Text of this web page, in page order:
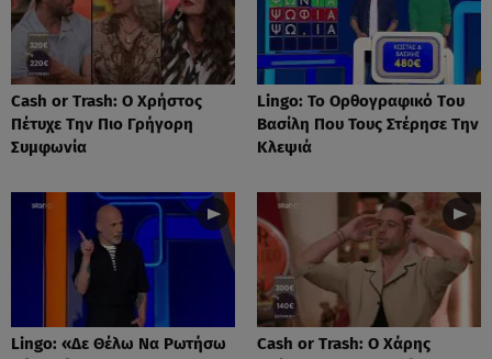
Cash or Trash: Ο Χρήστος
Πέτυχε Την Πιο Γρήγορη
Συμφωνία
Lingo: Το Oρθογραφικό Tου
Βασίλη Που Τους Στέρησε Την
Κλεψιά
Lingo: «Δε Θέλω Να Ρωτήσω
Cash or Trash: Ο Χάρης